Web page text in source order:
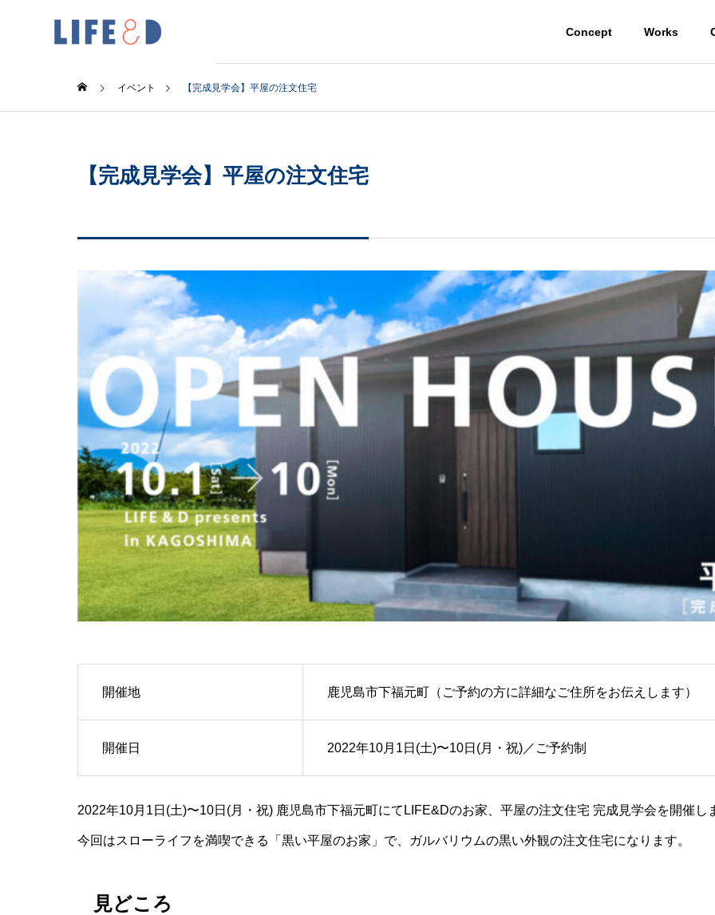
Concept Works
イベント 【完成見学会】平屋の注文住宅
【完成見学会】平屋の注文住宅
開催地 鹿児島市下福元町（ご予約の方に詳細なご住所をお伝えします）
開催日 2022年10月1日(土)〜10日(月・祝)／ご予約制
2022年10月1日(土)〜10日(月・祝) 鹿児島市下福元町にてLIFE&Dのお家、平屋の注文住宅 完成見学会を開催し
今回はスローライフを満喫できる「黒い平屋のお家」で、ガルバリウムの黒い外観の注文住宅になります。
見どころ